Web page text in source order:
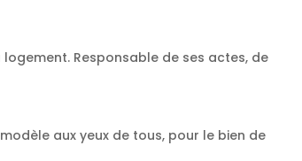
Responsable de ses actes, de
aux yeux de tous, pour le bien de